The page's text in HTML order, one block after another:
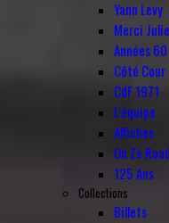
Yann Levy
Merci
Années 60
Côté Cour
CdF 1971
L'équipe
Affiches
On Ze Road
125 Ans
Collections
Billets